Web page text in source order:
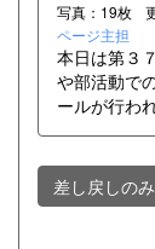
写真：19枚
ページ主担
本日は第３
や部活動で
ールが行わ
差し戻しのみ